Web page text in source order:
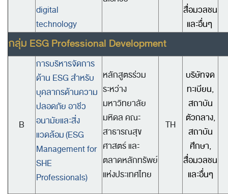
digital
technology
สื่อมวลชน
และอื่นๆ
กลุ่ม ESG Professional Development
B
การบริหารจัดการ
ด้าน ESG สำหรับ
บุคลากรด้านความ
ปลอดภัย อาชีว
อนามัยและสิ่ง
แวดล้อม(ESG
Management for
SHE
Professionals)
หลักสูตรร่วม
ระหว่าง
มหาวิทยาลัย
มหิดล คณะ
สาธารณสุข
ศาสตร์ และ
ตลาดหลักทรัพย์
แห่งประเทศไทย
TH
บริษัทจด
ทะเบียน,
สถาบัน
ตัวกลาง,
สถาบัน
ศึกษา,
สื่อมวลชน
และอื่นๆ